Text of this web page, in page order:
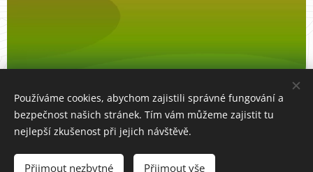
Používáme cookies, abychom zajistili správné fungování a
bezpečnost našich stránek. Tím vám můžeme zajistit tu
nejlepší zkušenost při jejich návštěvě.
Přijmout nezbytné Přijmout vše